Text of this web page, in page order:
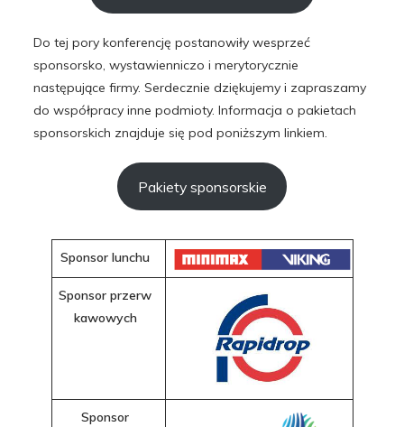
Do tej pory konferencję postanowiły wesprzeć
sponsorsko, wystawienniczo i merytorycznie
następujące firmy. Serdecznie dziękujemy i zapraszamy
do współpracy inne podmioty. Informacja o pakietach
sponsorskich znajduje się pod poniższym linkiem.
Pakiety sponsorskie
Sponsor lunchu
Sponsor przerw
kawowych
Sponsor